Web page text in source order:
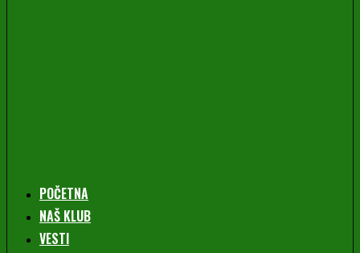
POČETNA
NAŠ KLUB
VESTI